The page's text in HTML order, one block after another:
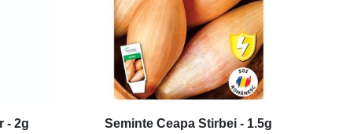
- 2g Seminte Ceapa Stirbei - 1.5g